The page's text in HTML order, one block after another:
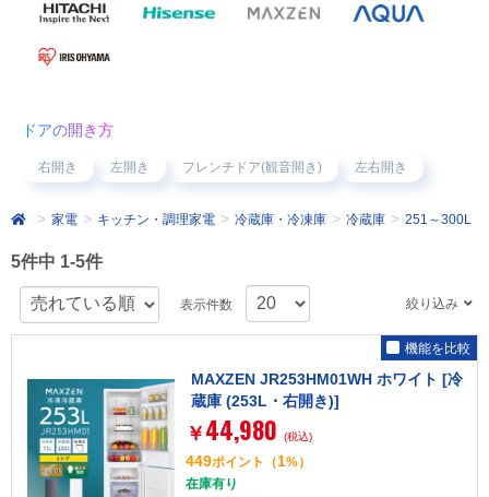
ドアの開き方
右開き 左開き フレンチドア(観音開き) 左右開き
家電 キッチン・調理家電 冷蔵庫・冷凍庫 冷蔵庫 251～300L
5件中 1-5件
表示件数 絞り込み
MAXZEN JR253HM01WH ホワイト [冷
蔵庫 (253L・右開き)]
￥ 44,980 (税込)
449ポイント （1%）
在庫有り
機能を比較